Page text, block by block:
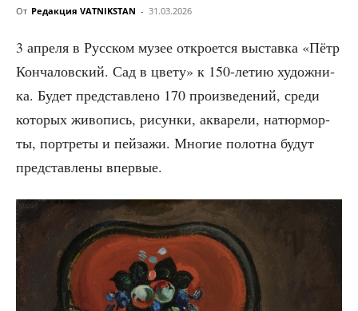
От Редакция VATNIKSTAN - 31.03.2026
3 апре­ля в Рус­ском музее откро­ет­ся выстав­ка «Пётр
Кон­ча­лов­ский. Сад в цве­ту» к 150-летию худож­ни­
ка. Будет пред­став­ле­но 170 про­из­ве­де­ний, сре­ди
кото­рых живо­пись, рисун­ки, аква­ре­ли, натюр­мор­
ты, порт­ре­ты и пей­за­жи. Мно­гие полот­на будут
пред­став­ле­ны впервые.